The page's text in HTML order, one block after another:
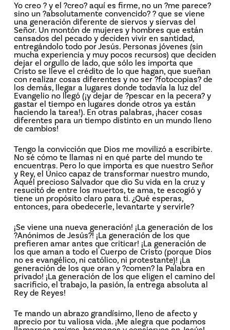
Yo creo ? y el ?creo? aquí es firme, no un ?me parece?
sino un ?absolutamente convencido? ? que se viene
una generación diferente de siervos y siervas del
Señor. Un montón de mujeres y hombres que están
cansados del pecado y deciden vivir en santidad,
entregándolo todo por Jesús. Personas jóvenes (sin
mucha experiencia y muy pocos recursos) que deciden
dejar el orgullo de lado, que sólo les importa que
Cristo se lleve el crédito de lo que hagan, que sueñan
con realizar cosas diferentes y no ser ?fotocopias? de
los demás, llegar a lugares donde todavía la luz del
Evangelio no llegó (¡y dejar de ?pescar en la pecera? y
gastar el tiempo en lugares donde otros ya están
haciendo la tarea!). En otras palabras, ¡hacer cosas
diferentes para un tiempo distinto en un mundo lleno
de cambios!
Tengo la convicción que Dios me movilizó a escribirte.
No sé cómo te llamas ni en qué parte del mundo te
encuentras. Pero lo que importa es que nuestro Señor
y Rey, el Único capaz de transformar nuestro mundo,
Aquél precioso Salvador que dio Su vida en la cruz y
resucitó de entre los muertos, te ama, te escogió y
tiene un propósito claro para ti. ¿Qué esperas,
entonces, para obedecerle, levantarte y servirle?
¡Se viene una nueva generación! ¡La generación de los
?Anónimos de Jesús?! ¡La generación de los que
prefieren amar antes que criticar! ¡La generación de
los que aman a todo el Cuerpo de Cristo (porque Dios
no es evangélico, ni católico, ni protestante)! ¡La
generación de los que oran y ?comen? la Palabra en
privado! ¡La generación de los que eligen el camino del
sacrificio, el trabajo, la pasión, la entrega absoluta al
Rey de Reyes!
Te mando un abrazo grandísimo, lleno de afecto y
aprecio por tu valiosa vida. ¡Me alegra que podamos